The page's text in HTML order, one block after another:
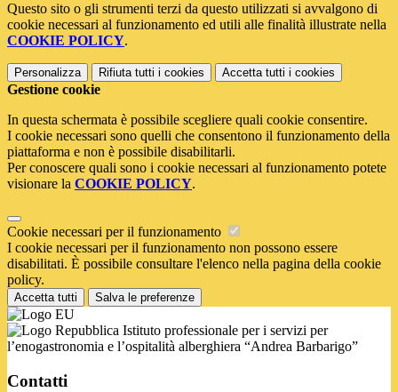
Questo sito o gli strumenti terzi da questo utilizzati si avvalgono di
cookie necessari al funzionamento ed utili alle finalità illustrate nella
COOKIE POLICY.
Personalizza Rifiuta tutti i cookies Accetta tutti i cookies
Gestione cookie
In questa schermata è possibile scegliere quali cookie consentire.
I cookie necessari sono quelli che consentono il funzionamento della
piattaforma e non è possibile disabilitarli.
Per conoscere quali sono i cookie necessari al funzionamento potete
visionare la COOKIE POLICY.
Cookie necessari per il funzionamento
I cookie necessari per il funzionamento non possono essere
disabilitati. È possibile consultare l'elenco nella pagina della cookie
policy.
Accetta tutti Salva le preferenze
Istituto professionale per i servizi per
l’enogastronomia e l’ospitalità alberghiera “Andrea Barbarigo”
Contatti